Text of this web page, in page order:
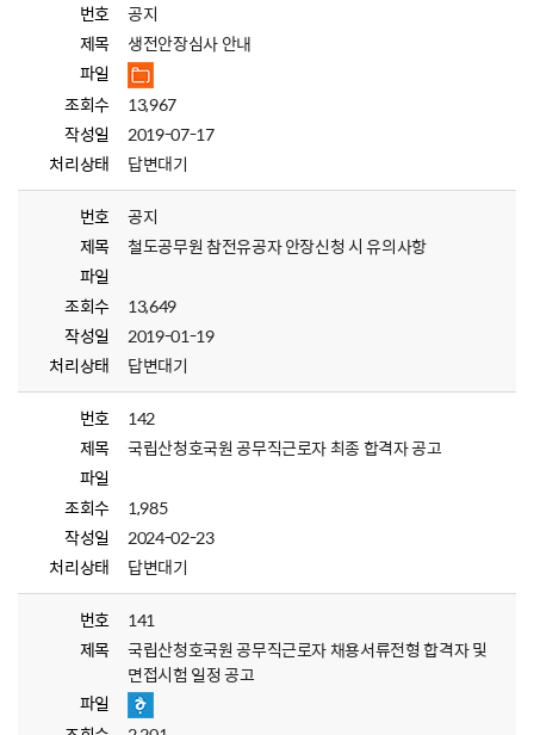
번호
공지
제목
생전안장심사 안내
파일
조회수
13,967
작성일
2019-07-17
처리상태
답변대기
번호
공지
제목
철도공무원 참전유공자 안장신청 시 유의사항
파일
조회수
13,649
작성일
2019-01-19
처리상태
답변대기
번호
142
제목
국립산청호국원 공무직근로자 최종 합격자 공고
파일
조회수
1,985
작성일
2024-02-23
처리상태
답변대기
번호
141
제목
국립산청호국원 공무직근로자 채용서류전형 합격자 및
면접시험 일정 공고
파일